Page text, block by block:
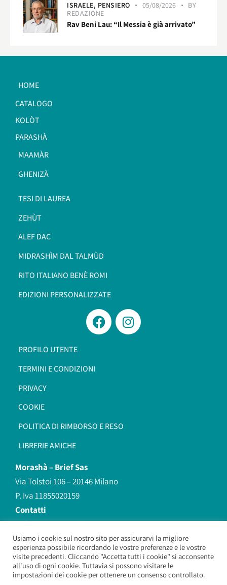
ISRAELE, PENSIERO 05/08/2026
BY
REDAZIONE
Rav Beni Lau: “Il Messia è già arrivato”
HOME
CATALOGO
KOLÒT
PARASHÀ
MAAMÀR
GHENIZÀ
TESI DI LAUREA
ZEHÙT
ALEF DAC
MIDRASHÌM DAL TALMÙD
RITO ITALIANO BENÈ ROMI​
EDIZIONI PERSONALIZZATE
PROFILO UTENTE
TERMINI E CONDIZIONI
PRIVACY
COOKIE
POLITICA DI RIMBORSO E RESO
LIBRERIE AMICHE
Morashà –Brief Sas
Via Tolstoi 106 – 20146 Milano
P. Iva 11855020159
Contatti
redazione@morasha.it
339 8596707
(anche Whatsapp)
Usiamo i cookie sul nostro sito per assicurarvi la migliore
esperienza possibile ricordando le vostre preferenze e le vostre
visite precedenti. Cliccando "Accetta tutti i cookie" si acconsente
all'uso di ogni cookie. Tuttavia si possono visitare le
impostazioni dei cookie per ottenere un consenso controllato.